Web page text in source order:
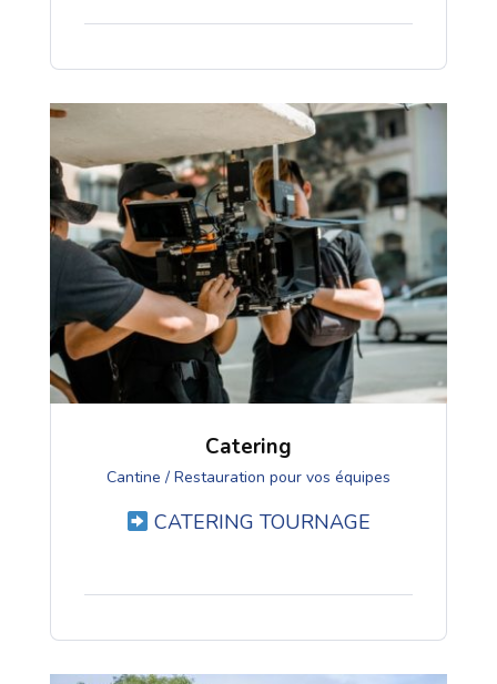
Catering
Cantine / Restauration pour vos équipes
CATERING TOURNAGE